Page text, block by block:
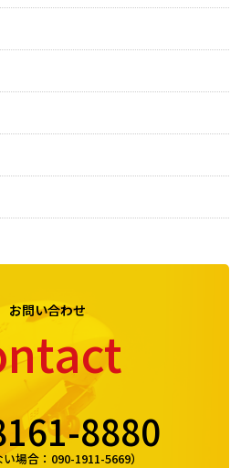
お問い合わせ
8880
場合： 090-1911-5669）